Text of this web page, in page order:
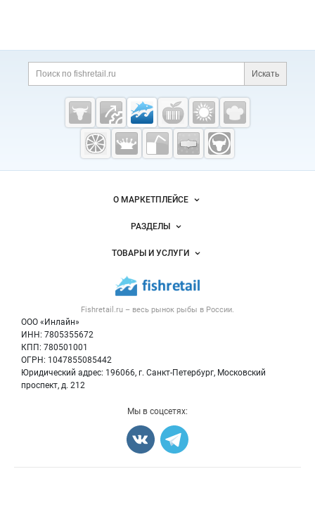
Дополнительная информация
Поиск по сайту и
Искать
Cсылки на полезные проекты
Fishretail.ru —
рыба,
морепродукты
Важные разделы и контакты
Fishretail.ru – весь рынок рыбы в России.
ООО «Инлайн»
ИНН: 7805355672
КПП: 780501001
ОГРН: 1047855085442
Юридический адрес: 196066, г. Санкт-Петербург, Московский
проспект, д. 212
Навигация по сайтуО МАРКЕТПЛЕЙСЕ
Новости Fishretail.ru
Размещение рекламы
Публичная оферта
Контактная информация
Политика обработки персональных данных
РАЗДЕЛЫ
Объявления
Новости рынка
Блог
ТОВАРЫ И УСЛУГИ
Рыба
Икра
Мы в соцсетях: